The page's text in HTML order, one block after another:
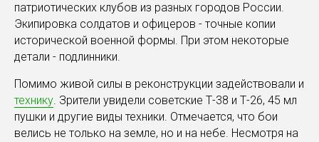
патриотических клубов из разных городов России.
Экипировка солдатов и офицеров - точные копии
исторической военной формы. При этом некоторые
детали - подлинники.
Помимо живой силы в реконструкции задействовали и
технику. Зрители увидели советские Т-38 и Т-26, 45 мл
пушки и другие виды техники. Отмечается, что бои
велись не только на земле, но и на небе. Несмотря на